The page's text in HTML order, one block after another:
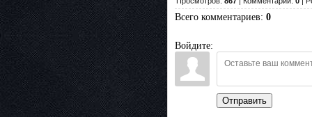
Всего комментариев: 0
Войдите:
Отправить